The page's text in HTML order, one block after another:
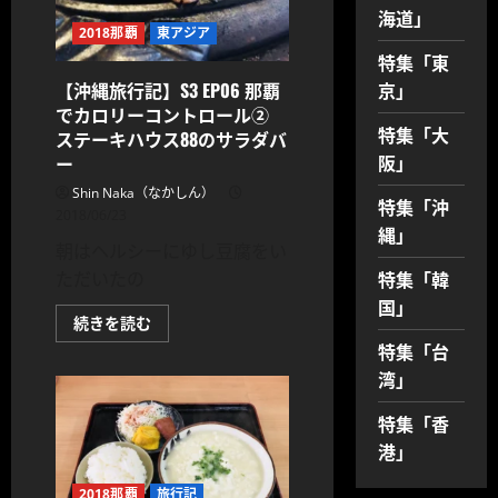
て
さ
ら
に
む
2018那覇 東アジア
【沖縄旅行記】S3 EP06 那覇
でカロリーコントロール②
ステーキハウス88のサラダバ
ー
Shin Naka（なかしん）
続きを読む
縄
S3
EP06
那
覇
で
カ
ロ
海道」
特集「東
京」
特集「大
阪」
特集「沖
縄」
特集「韓
国」
特集「台
湾」
特集「香
港」